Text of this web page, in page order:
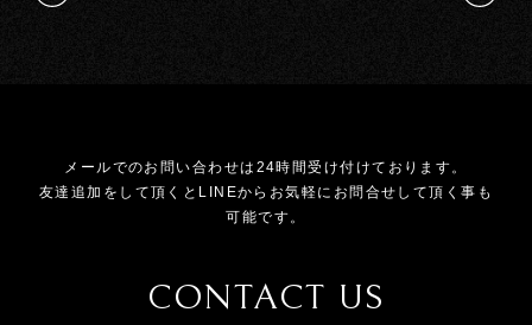
メールでのお問い合わせは24時間受け付けております。
友達追加をして頂くとLINEからお気軽にお問合せして頂く事も
可能です。
CONTACT US